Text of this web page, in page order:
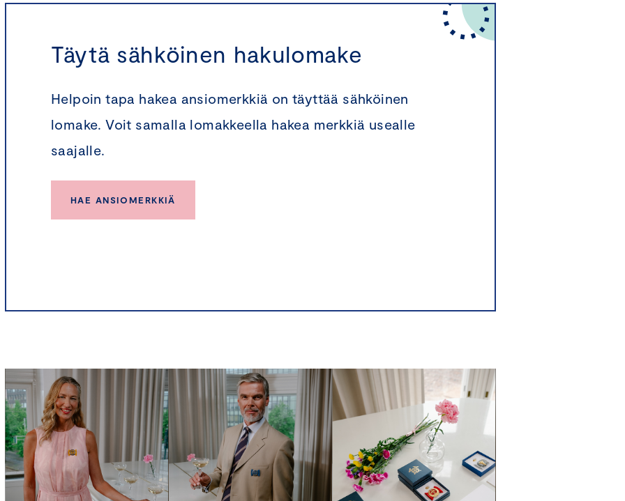
Täytä sähköinen hakulomake
Helpoin tapa hakea ansiomerkkiä on täyttää sähköinen
lomake. Voit samalla lomakkeella hakea merkkiä usealle
saajalle.
HAE ANSIOMERKKIÄ